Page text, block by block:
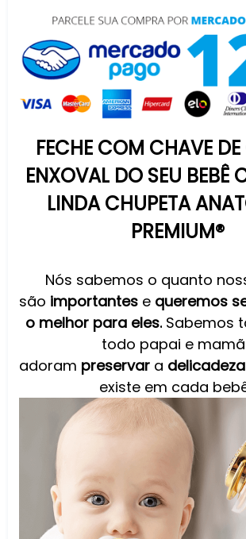
FECHE COM CHAVE
ENXOVAL DO SEU BEBÊ
LINDA CHUPETA
PREMIUM®
Nós sabemos o quanto
são importantese queremos
o melhor para eles.Sabemos
todo papai e
adoram preservara delicadeza
existe em cada